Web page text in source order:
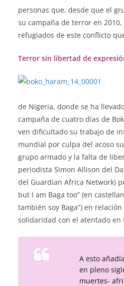
personas que, desde que el
su campaña de terror en
refugiados de este conflicto
Terror sin libertad de
de Nigeria, donde se ha
campaña de cuatro días de
ven dificultado su trabajo de
mundial por culpa del acoso
grupo armado y la falta de
periodista Simon Allison del
del Guardian Africa Network)
but I am Baga too” (en
también soy Baga”) en
solidaridad con el atentado en
A esto
en pleno
muertes-